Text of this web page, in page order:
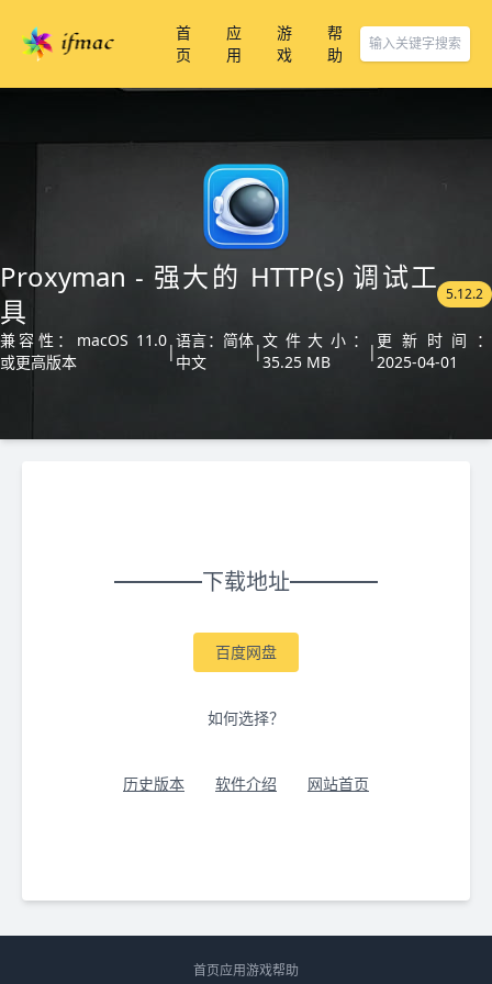
首
页
应
用
游
戏
帮
助
Proxyman - 强大的 HTTP(s) 调试工
具
5.12.2
兼容性：macOS 11.0
或更高版本
|
语言：简体
中文
|
文件大小：
35.25 MB
|
更新时间：
2025-04-01
下载地址
百度网盘
如何选择？
历史版本 软件介绍 网站首页
首页应用游戏帮助